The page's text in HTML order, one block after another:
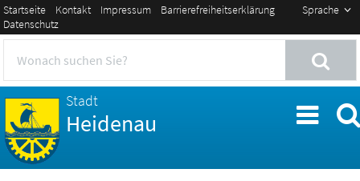
Sprache
Startseite Kontakt Impressum
Barrierefreiheitserklärung
Datenschutz
Stadt
Heidenau